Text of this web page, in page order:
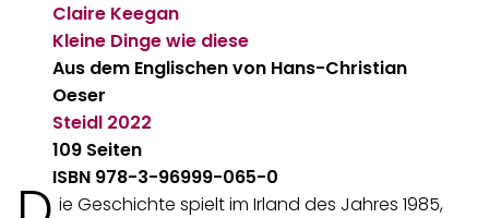
Claire Keegan
Kleine Dinge wie diese
Aus dem Englischen von Hans-Christian
Oeser
Steidl 2022
109 Seiten
ISBN 978-3-96999-065-0
ie Geschichte spielt im Irland des Jahres 1985,